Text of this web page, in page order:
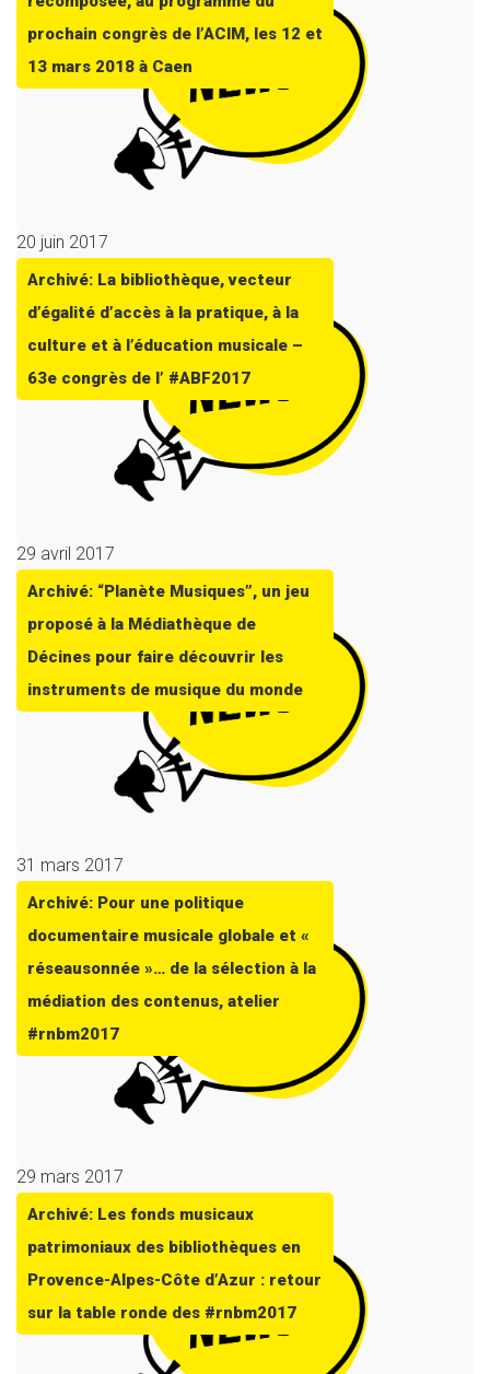
prochain congrès de l’ACIM, les 12 et
13 mars 2018 à Caen
20 juin 2017
Archivé: La bibliothèque, vecteur
d’égalité d’accès à la pratique, à la
culture et à l’éducation musicale –
63e congrès de l’ #ABF2017
29 avril 2017
Archivé: “Planète Musiques”, un jeu
proposé à la Médiathèque de
Décines pour faire découvrir les
instruments de musique du monde
31 mars 2017
Archivé: Pour une politique
documentaire musicale globale et «
réseausonnée »… de la sélection à la
médiation des contenus, atelier
#rnbm2017
29 mars 2017
Archivé: Les fonds musicaux
patrimoniaux des bibliothèques en
Provence-Alpes-Côte d’Azur : retour
sur la table ronde des #rnbm2017